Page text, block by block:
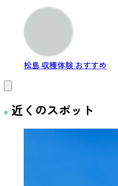
松島 収穫体験 おすすめ
近くのスポット